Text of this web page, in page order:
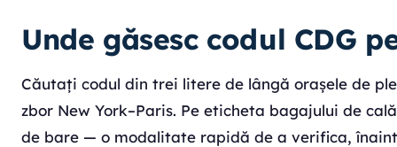
Unde găsesc codul CDG
Căutați codul din trei litere de lângă orașele de
zbor New York–Paris. Pe eticheta bagajului de
de bare — o modalitate rapidă de a verifica,